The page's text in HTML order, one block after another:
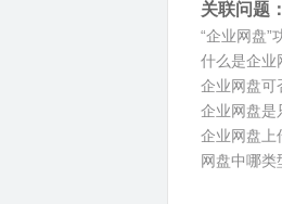
关联问题：
“企业网盘”
什么是企业
企业网盘可
企业网盘是
企业网盘上
网盘中哪